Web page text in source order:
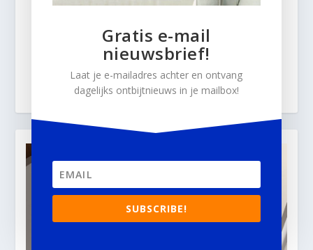
Gratis e-mail
nieuwsbrief!
Laat je e-mailadres achter en ontvang
dagelijks ontbijtnieuws in je mailbox!
SUBSCRIBE!